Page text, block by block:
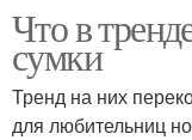
Что в
сумки
Тренд на них
для любительниц